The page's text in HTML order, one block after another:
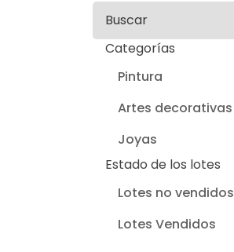
Buscar
Categorías
Pintura
Artes decorativas
Joyas
Estado de los lotes
Lotes no vendidos
Lotes Vendidos